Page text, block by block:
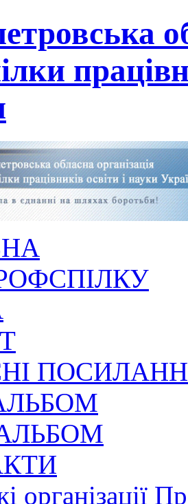
організації